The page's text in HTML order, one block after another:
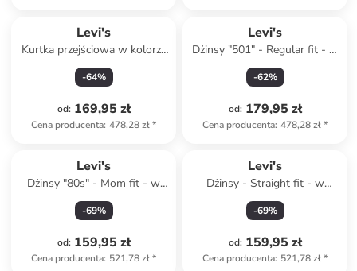
Levi's
Kurtka przejściowa w kolorze
khaki
-64%
od: 169,95 zł
Cena producenta: 478,28 zł*
Levi's
Dżinsy "501" - Regular fit - w
kolorze czarnym
-62%
od: 179,95 zł
Cena producenta: 478,28 zł*
Levi's
Dżinsy "80s" - Mom fit - w
kolorze czarnym
-69%
od: 159,95 zł
Cena producenta: 521,78 zł*
Levi's
Dżinsy - Straight fit - w
kolorze błękitnym
-69%
od: 159,95 zł
Cena producenta: 521,78 zł*